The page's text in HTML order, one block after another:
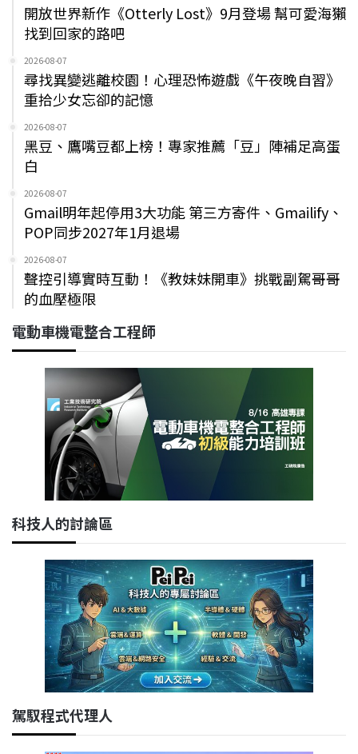
開放世界新作《Otterly Lost》9月登場 幫可愛海獺
找到回家的路吧
2026-08-07
尋找異變逃離校園！心理恐怖遊戲《午夜晚自習》
重拾少女忘卻的記憶
2026-08-07
黑豆、鷹嘴豆都上榜！專家推薦「豆」陣補足高蛋
白
2026-08-07
Gmail明年起停用3大功能 第三方寄件、Gmailify、
POP同步2027年1月退場
2026-08-07
聲控引導實時互動！《教妹妹開車》挑戰副駕哥哥
的血壓極限
電動車機電整合工程師
科技人的討論區
駕馭程式代理人